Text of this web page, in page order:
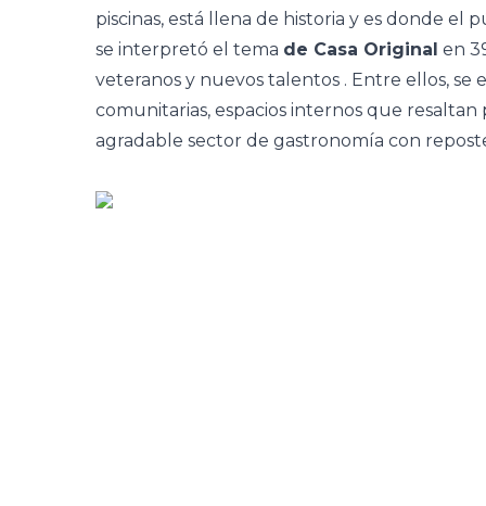
piscinas, está llena de historia y es donde el
se interpretó el tema de Casa Original en
veteranos y nuevos talentos . Entre ellos, se
comunitarias, espacios internos que
agradable sector de gastronomía con